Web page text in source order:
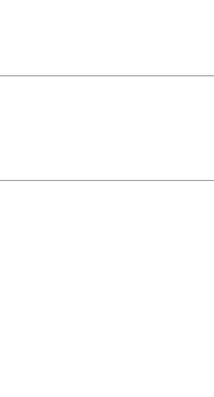
Vipps, Klarna och Google Pay.
debiteras kortet/fakturan.